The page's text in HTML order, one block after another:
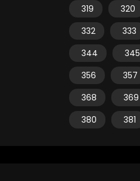
319
320
332
333
344
345
356
357
368
369
380
381